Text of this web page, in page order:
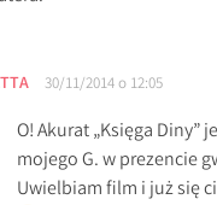
30/11/2014 o 12:05
O! Akurat „Księga Diny”
mojego G. w prezencie
Uwielbiam film i już się